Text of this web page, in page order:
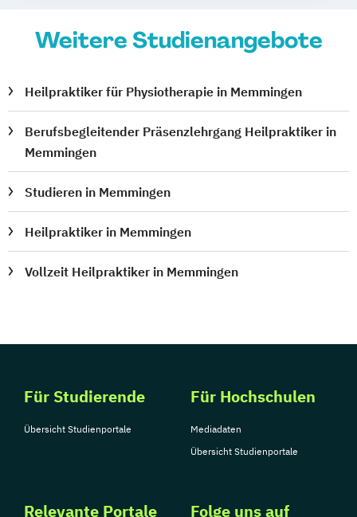
Weitere Studienangebote
Heilpraktiker für Physiotherapie in Memmingen
Berufsbegleitender Präsenzlehrgang Heilpraktiker in
Memmingen
Studieren in Memmingen
Heilpraktiker in Memmingen
Vollzeit Heilpraktiker in Memmingen
Für Studierende
Übersicht Studienportale
Für Hochschulen
Mediadaten
Übersicht Studienportale
Relevante Portale Folge uns auf